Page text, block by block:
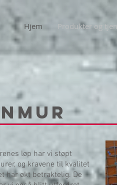
Hjem Produkter og
løp har vi støpt
og kravene til kvalitet
har økt betraktelig. De